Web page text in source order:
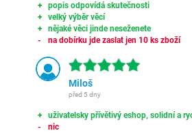
popis odpovídá skutečnosti
velký výběr věcí
nějaké věci jinde neseženete
na dobírku jde zaslat jen 10 ks zboží
Miloš
před 5 dny
uživatelsky přívětivý eshop, solidní a
nic